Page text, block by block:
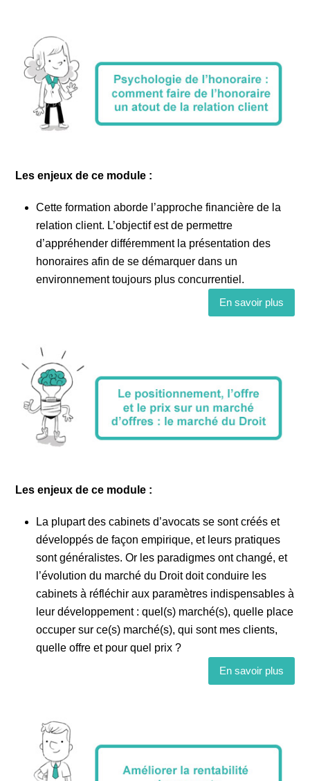
Les enjeux de ce module :
Cette formation aborde l’approche financière de la
relation client. L’objectif est de permettre
d’appréhender différemment la présentation des
honoraires afin de se démarquer dans un
environnement toujours plus concurrentiel.
En savoir plus
Les enjeux de ce module :
La plupart des cabinets d’avocats se sont créés et
développés de façon empirique, et leurs pratiques
sont généralistes. Or les paradigmes ont changé, et
l’évolution du marché du Droit doit conduire les
cabinets à réfléchir aux paramètres indispensables à
leur développement : quel(s) marché(s), quelle place
occuper sur ce(s) marché(s), qui sont mes clients,
quelle offre et pour quel prix ?
En savoir plus